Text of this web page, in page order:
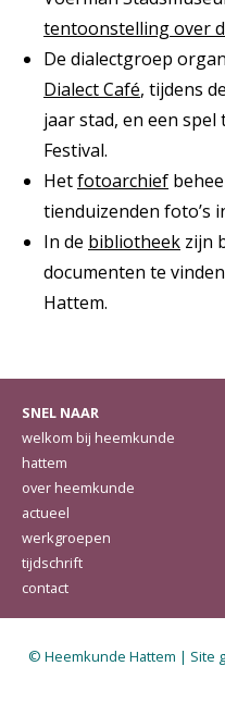
tentoonstelling over
De dialectgroep
Dialect Café, tijdens
jaar stad, en een
Festival.
Hetfotoarchief
tienduizenden foto’s
In de bibliotheek zijn
documenten te
Hattem.
SNEL NAAR
welkom bij heemkunde
hattem
over heemkunde
actueel
werkgroepen
tijdschrift
contact
© Heemkunde Hattem | Site